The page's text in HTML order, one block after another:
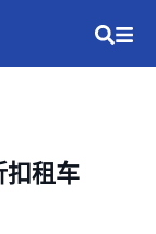
扣租车